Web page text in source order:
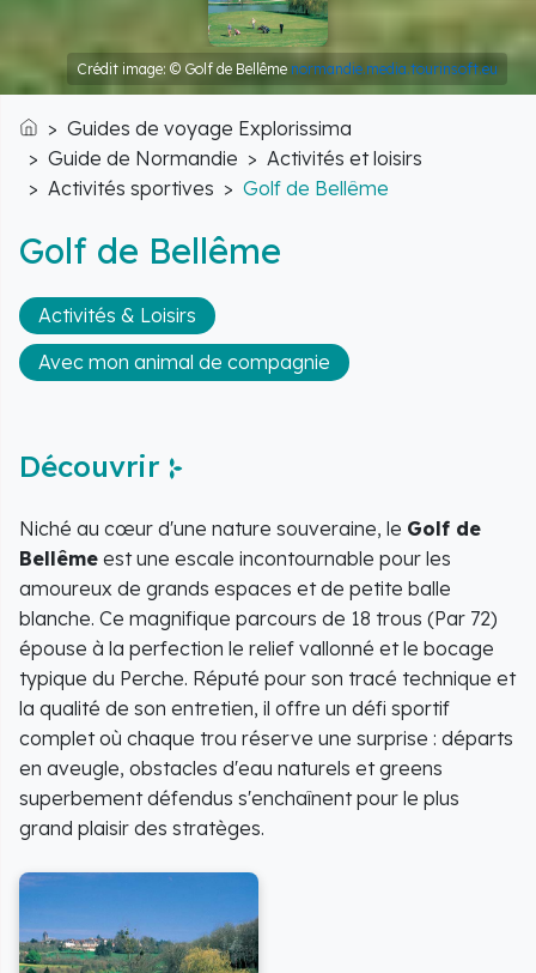
Crédit image: © Golf de Bellême normandie.media.tourinsoft.eu
Accueil
Guides de voyage Explorissima
Guide de Normandie
Activités et loisirs
Activités sportives
Golf de Bellême
Golf de Bellême
Activités & Loisirs
Avec mon animal de compagnie
Découvrir
Niché au cœur d'une nature souveraine, le Golf de
Bellême est une escale incontournable pour les
amoureux de grands espaces et de petite balle
blanche. Ce magnifique parcours de 18 trous (Par 72)
épouse à la perfection le relief vallonné et le bocage
typique du Perche. Réputé pour son tracé technique et
la qualité de son entretien, il offre un défi sportif
complet où chaque trou réserve une surprise : départs
en aveugle, obstacles d'eau naturels et greens
superbement défendus s'enchaînent pour le plus
grand plaisir des stratèges.